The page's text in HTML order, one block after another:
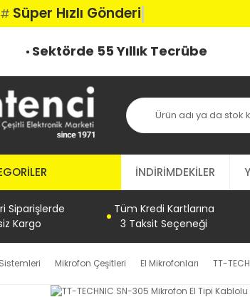
# Süper Hızlı Gönderi
Sektörde 55 Yıllık Tecrübe
İNDİRİMDEKİLER
Siparişlerde
Kargo
Tüm Kredi Kartlarına
3 Taksit Seçeneği
Mikrofon Çeşitleri El Mikrofonları TT-